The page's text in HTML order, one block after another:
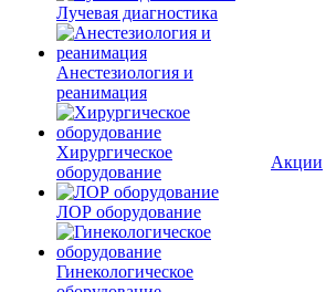
Лучевая диагностика
Анестезиология и
реанимация
Хирургическое
оборудование
ЛОР оборудование
Гинекологическое
Акции